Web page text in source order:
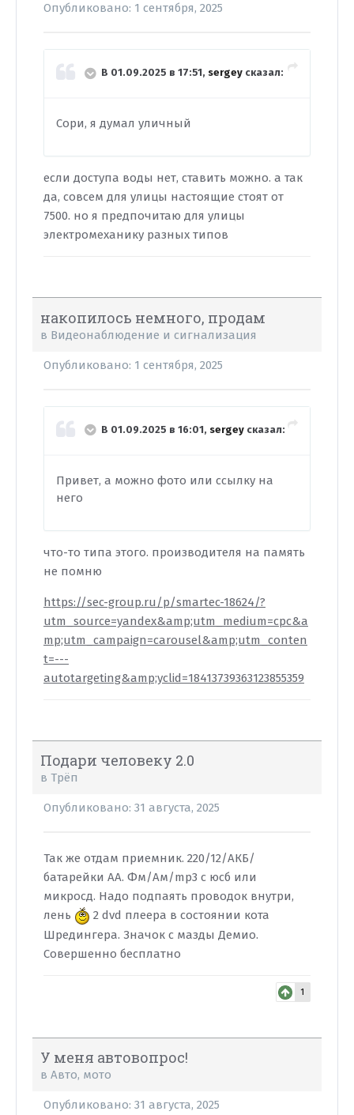
Опубликовано: 1 сентября, 2025
В 01.09.2025 в 17:51, sergey сказал:
Сори, я думал уличный
если доступа воды нет, ставить можно. а так
да, совсем для улицы настоящие стоят от
7500. но я предпочитаю для улицы
электромеханику разных типов
накопилось немного, продам
в Видеонаблюдение и сигнализация
Опубликовано: 1 сентября, 2025
В 01.09.2025 в 16:01, sergey сказал:
Привет, а можно фото или ссылку на
него
что-то типа этого. производителя на память
не помню
https://sec-group.ru/p/smartec-18624/?
utm_source=yandex&amp;utm_medium=cpc&a
mp;utm_campaign=carousel&amp;utm_conten
t=---
autotargeting&amp;yclid=18413739363123855359
Подари человеку 2.0
в Трёп
Опубликовано: 31 августа, 2025
Так же отдам приемник. 220/12/АКБ/
батарейки АА. Фм/Ам/mp3 с юсб или
микросд. Надо подпаять проводок внутри,
лень
2 dvd плеера в состоянии кота
Шредингера. Значок с мазды Демио.
Совершенно бесплатно
1
У меня автовопрос!
в Авто, мото
Опубликовано: 31 августа, 2025